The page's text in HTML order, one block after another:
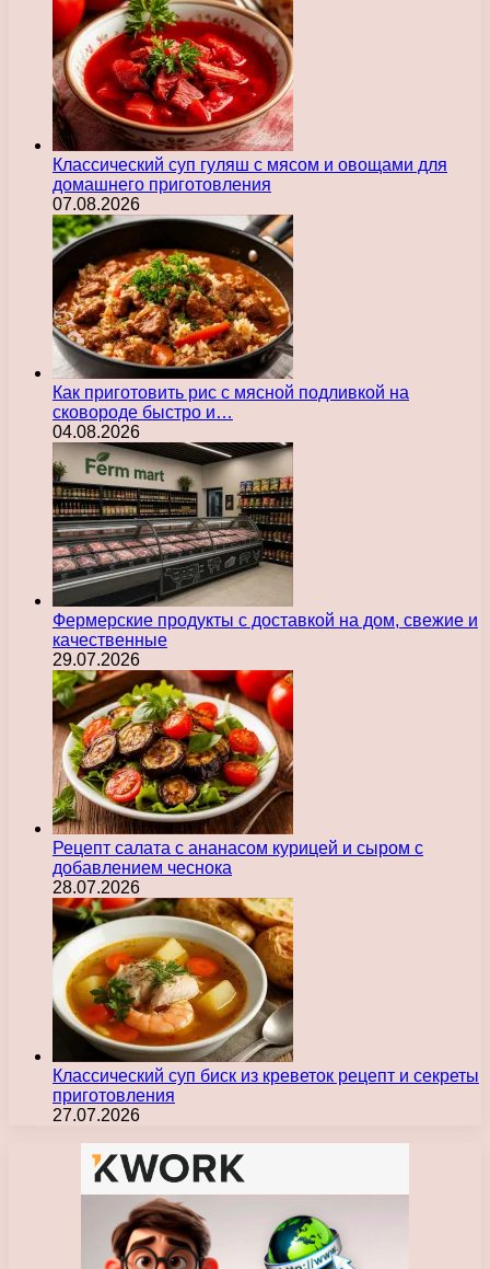
Классический суп гуляш с мясом и овощами для
домашнего приготовления
07.08.2026
Как приготовить рис с мясной подливкой на
сковороде быстро и…
04.08.2026
Фермерские продукты с доставкой на дом, свежие и
качественные
29.07.2026
Рецепт салата с ананасом курицей и сыром с
добавлением чеснока
28.07.2026
Классический суп биск из креветок рецепт и секреты
приготовления
27.07.2026